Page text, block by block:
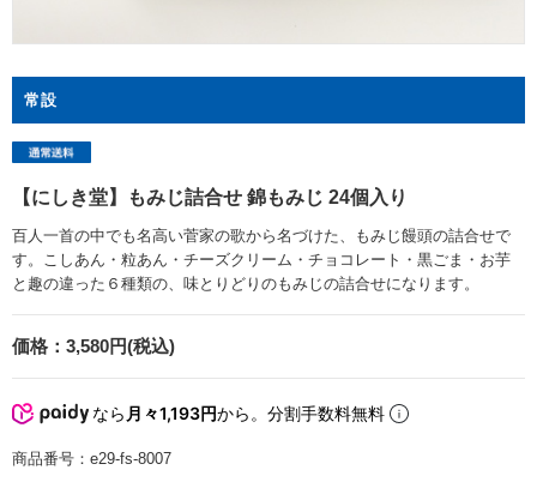
常設
【にしき堂】もみじ詰合せ 錦もみじ 24個入り
百人一首の中でも名高い菅家の歌から名づけた、もみじ饅頭の詰合せで
す。こしあん・粒あん・チーズクリーム・チョコレート・黒ごま・お芋
と趣の違った６種類の、味とりどりのもみじの詰合せになります。
価格： 3,580円(税込)
なら 月々1,193円から。分割手数料無料
商品番号： e29-fs-8007